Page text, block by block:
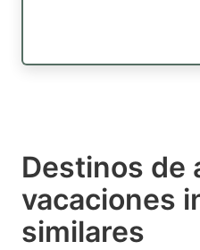
Destinos de
vacaciones
similares